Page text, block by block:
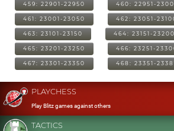
459: 22901-22950 460: 22951-
461: 23001-23050 462: 23051-
463: 23101-23150 464: 23151-23200
465: 23201-23250 466: 23251-
467: 23301-23350 468: 23351-
PLAYCHESS
Play Blitz games against others
TACTICS